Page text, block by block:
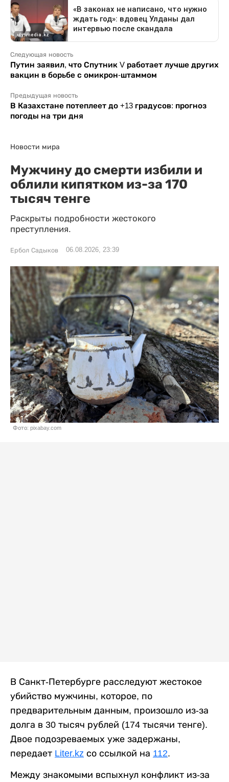
Следующая новость
Путин заявил, что Спутник V работает лучше других
вакцин в борьбе с омикрон-штаммом
Предыдущая новость
В Казахстане потеплеет до +13 градусов: прогноз
погоды на три дня
Новости мира
Мужчину до смерти избили и
облили кипятком из-за 170
тысяч тенге
Раскрыты подробности жестокого
преступления.
Ербол Садыков 06.08.2026, 23:39
Фото: pixabay.com
В Санкт-Петербурге расследуют жестокое
убийство мужчины, которое, по
предварительным данным, произошло из-за
долга в 30 тысяч рублей (174 тысячи тенге).
Двое подозреваемых уже задержаны,
передает Liter.kz со ссылкой на 112.
Между знакомыми вспыхнул конфликт из-за